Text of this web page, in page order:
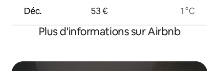
Déc. 53 € 1 °C
Plus d'informations sur Airbnb